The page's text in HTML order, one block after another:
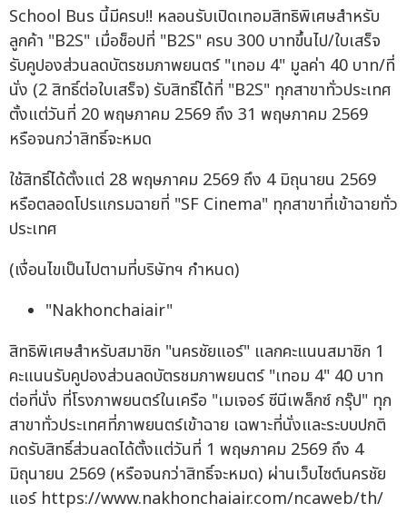
School Bus นี้มีครบ!! หลอนรับเปิดเทอมสิทธิพิเศษสำหรับ
ลูกค้า "B2S" เมื่อช็อปที่ "B2S" ครบ 300 บาทขึ้นไป/ใบเสร็จ
รับคูปองส่วนลดบัตรชมภาพยนตร์ "เทอม 4" มูลค่า 40 บาท/ที่
นั่ง (2 สิทธิ์ต่อใบเสร็จ) รับสิทธิ์ได้ที่ "B2S" ทุกสาขาทั่วประเทศ
ตั้งแต่วันที่ 20 พฤษภาคม 2569 ถึง 31 พฤษภาคม 2569
หรือจนกว่าสิทธิ์จะหมด
ใช้สิทธิ์ได้ตั้งแต่ 28 พฤษภาคม 2569 ถึง 4 มิถุนายน 2569
หรือตลอดโปรแกรมฉายที่ "SF Cinema" ทุกสาขาที่เข้าฉายทั่ว
ประเทศ
(เงื่อนไขเป็นไปตามที่บริษัทฯ กำหนด)
"Nakhonchaiair"
สิทธิพิเศษสำหรับสมาชิก "นครชัยแอร์" แลกคะแนนสมาชิก 1
คะแนนรับคูปองส่วนลดบัตรชมภาพยนตร์ "เทอม 4" 40 บาท
ต่อที่นั่ง ที่โรงภาพยนตร์ในเครือ "เมเจอร์ ซีนีเพล็กซ์ กรุ๊ป" ทุก
สาขาทั่วประเทศที่ภาพยนตร์เข้าฉาย เฉพาะที่นั่งและระบบปกติ
กดรับสิทธิ์ส่วนลดได้ตั้งแต่วันที่ 1 พฤษภาคม 2569 ถึง 4
มิถุนายน 2569 (หรือจนกว่าสิทธิ์จะหมด) ผ่านเว็บไซต์นครชัย
แอร์ https://www.nakhonchaiair.com/ncaweb/th/